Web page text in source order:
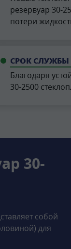
резервуар 30-
потери
СРОК СЛУЖБЫ
Благодаря
30-2500
30-
собой
для